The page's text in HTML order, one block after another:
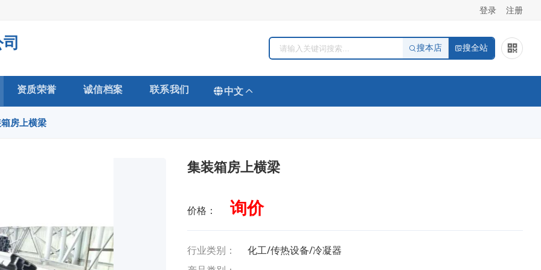
登录 注册
搜本店 搜全站
资质荣誉 诚信档案 联系我们 中文
房上横梁
集装箱房上横梁
价格： 询价
行业类别：
化工/传热设备/冷凝器